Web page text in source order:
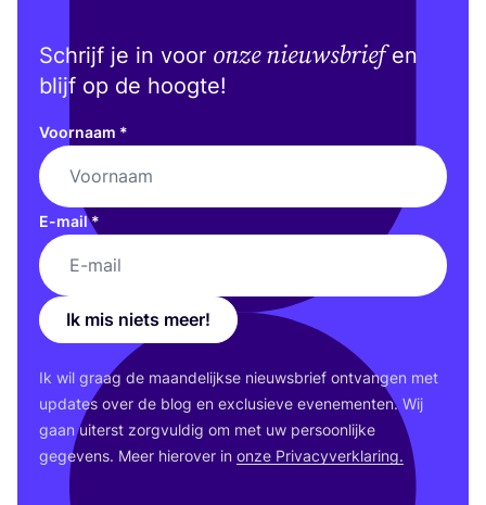
Schrijf je in voor onze nieuwsbriefen
blijf op de hoogte!
Voornaam *
E-mail*
Ik mis niets meer!
Ik wil graag de maan­de­lijk­se nieuws­brief ont­van­gen met
upda­tes over de blog en exclu­sie­ve eve­ne­men­ten. Wij
gaan uiterst zorg­vul­dig om met uw per­soon­lij­ke
gege­vens. Meer hier­over in onze Pri­va­cy­ver­kla­ring.